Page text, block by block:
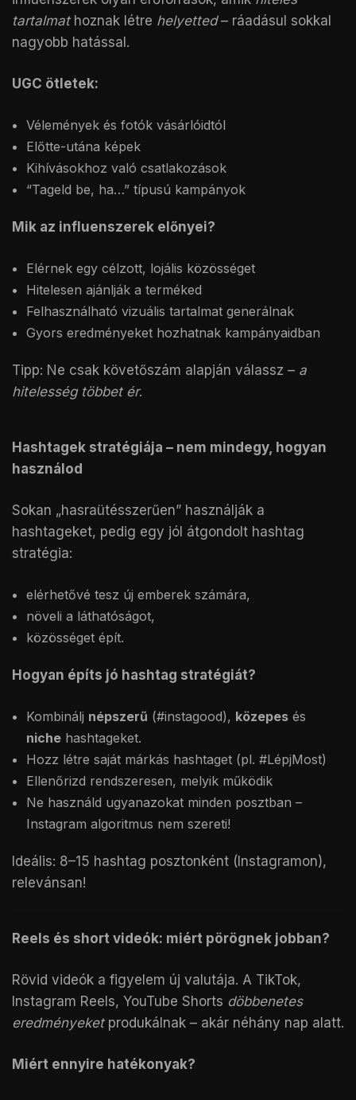
tartalmathoznak létre helyetted– ráadásul sokkal
nagyobb hatással.
UGC ötletek:
Vélemények és fotók vásárlóidtól
Előtte-utána képek
Kihívásokhoz való csatlakozások
“Tageld be, ha…” típusú kampányok
Mik az influenszerek előnyei?
Elérnek egy célzott, lojális közösséget
Hitelesen ajánlják a terméked
Felhasználható vizuális tartalmat generálnak
Gyors eredményeket hozhatnak kampányaidban
Tipp: Ne csak követőszám alapján válassz – a
hitelesség többet ér.
Hashtagek stratégiája – nem mindegy, hogyan
használod
Sokan „hasraütésszerűen” használják a
hashtageket, pedig egy jól átgondolt hashtag
stratégia:
elérhetővé tesz új emberek számára,
növeli a láthatóságot,
közösséget épít.
Hogyan építs jó hashtag stratégiát?
Kombinálj népszerű (#instagood), közepes és
niche hashtageket.
Hozz létre saját márkás hashtaget (pl. #LépjMost)
Ellenőrizd rendszeresen, melyik működik
Ne használd ugyanazokat minden posztban –
Instagram algoritmus nem szereti!
Ideális: 8–15 hashtag posztonként (Instagramon),
relevánsan!
Reels és short videók: miért pörögnek jobban?
Rövid videók a figyelem új valutája. A TikTok,
Instagram Reels, YouTube Shorts döbbenetes
eredményeketprodukálnak – akár néhány nap alatt.
Miért ennyire hatékonyak?